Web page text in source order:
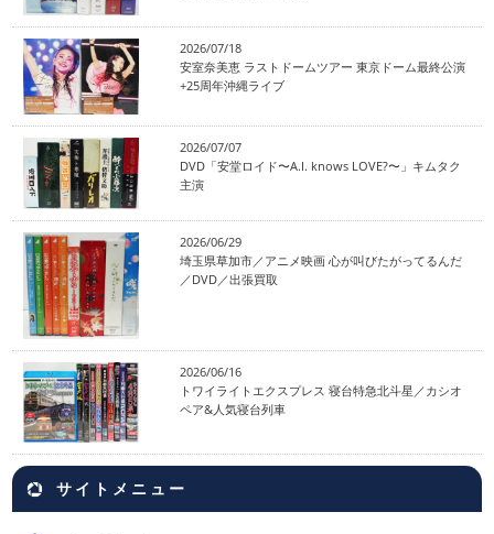
2026/07/18
安室奈美恵 ラストドームツアー 東京ドーム最終公演
+25周年沖縄ライブ
2026/07/07
DVD「安堂ロイド〜A.I. knows LOVE?〜」キムタク
主演
2026/06/29
埼玉県草加市／アニメ映画 心が叫びたがってるんだ
／DVD／出張買取
2026/06/16
トワイライトエクスプレス 寝台特急北斗星／カシオ
ペア&人気寝台列車
サイトメニュー